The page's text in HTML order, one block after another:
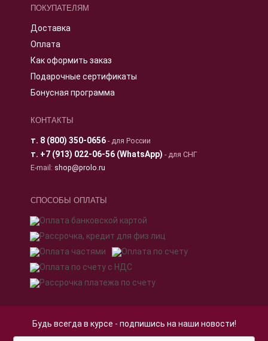
ПОКУПАТЕЛЯМ
Доставка
Оплата
Как оформить заказ
Подарочные сертификаты
Бонусная программа
КОНТАКТЫ
т. 8 (800) 350-0656- для России
т. +7 (913) 022-06-56 (WhatsApp) - для СНГ
E-mail: shop@prolo.ru
СПОСОБЫ ОПЛАТЫ
Будь всегда в курсе - подпишись на наши новости!